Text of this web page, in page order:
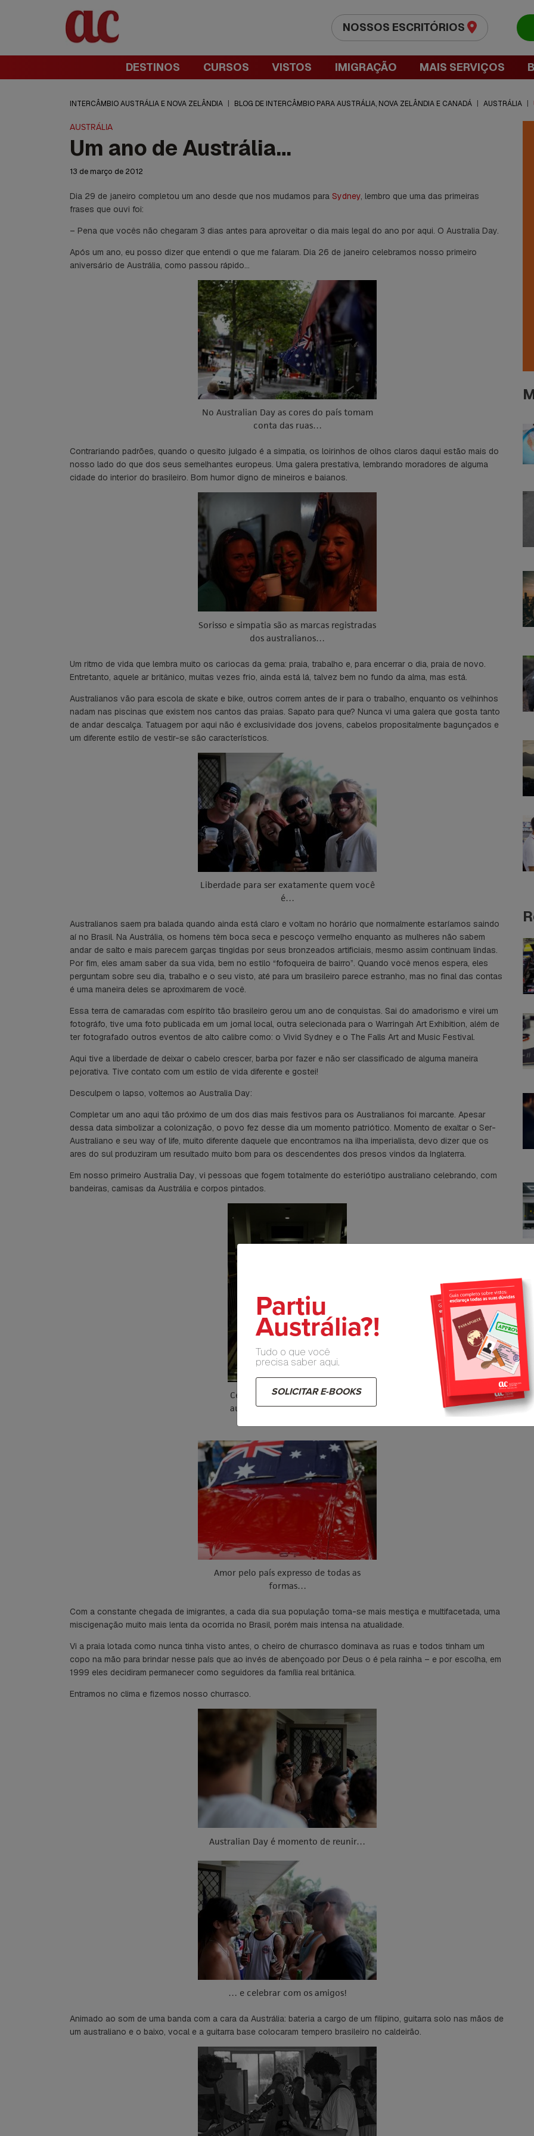
NOSSOS ESCRITÓRIOS
DESTINOS CURSOS VISTOS IMIGRAÇÃO MAIS SERVIÇOS
INTERCÂMBIO AUSTRÁLIA E NOVA ZELÂNDIA BLOG DE INTERCÂMBIO PARA AUSTRÁLIA, NOVA ZELÂNDIA E CANADÁ AUSTRÁLIA
AUSTRÁLIA
Um ano de Austrália…
13 de março de 2012
Dia 29 de janeiro completou um ano desde que nos mudamos para Sydney, lembro que uma das primeiras
frases que ouvi foi:
– Pena que vocês não chegaram 3 dias antes para aproveitar o dia mais legal do ano por aqui. O Australia Day.
Após um ano, eu posso dizer que entendi o que me falaram. Dia 26 de janeiro celebramos nosso primeiro
aniversário de Austrália, como passou rápido…
No Australian Day as cores do país tomam
conta das ruas…
Contrariando padrões, quando o quesito julgado é a simpatia, os loirinhos de olhos claros daqui estão mais do
nosso lado do que dos seus semelhantes europeus. Uma galera prestativa, lembrando moradores de alguma
cidade do interior do brasileiro. Bom humor digno de mineiros e baianos.
Sorisso e simpatia são as marcas registradas
dos australianos…
Um ritmo de vida que lembra muito os cariocas da gema: praia, trabalho e, para encerrar o dia, praia de novo.
Entretanto, aquele ar britânico, muitas vezes frio, ainda está lá, talvez bem no fundo da alma, mas está.
Australianos vão para escola de skate e bike, outros correm antes de ir para o trabalho, enquanto os velhinhos
nadam nas piscinas que existem nos cantos das praias. Sapato para que? Nunca vi uma galera que gosta tanto
de andar descalça. Tatuagem por aqui não é exclusividade dos jovens, cabelos propositalmente bagunçados e
um diferente estilo de vestir-se são característicos.
Liberdade para ser exatamente quem você
é…
Australianos saem pra balada quando ainda está claro e voltam no horário que normalmente estaríamos saindo
aí no Brasil. Na Austrália, os homens têm boca seca e pescoço vermelho enquanto as mulheres não sabem
andar de salto e mais parecem garças tingidas por seus bronzeados artificiais, mesmo assim continuam lindas.
Por fim, eles amam saber da sua vida, bem no estilo “fofoqueira de bairro”. Quando você menos espera, eles
perguntam sobre seu dia, trabalho e o seu visto, até para um brasileiro parece estranho, mas no final das contas
é uma maneira deles se aproximarem de você.
Essa terra de camaradas com espírito tão brasileiro gerou um ano de conquistas. Sai do amadorismo e virei um
fotográfo, tive uma foto publicada em um jornal local, outra selecionada para o Warringah Art Exhibition, além de
ter fotografado outros eventos de alto calibre como: o Vivid Sydney e o The Falls Art and Music Festival.
Aqui tive a liberdade de deixar o cabelo crescer, barba por fazer e não ser classificado de alguma maneira
pejorativa. Tive contato com um estilo de vida diferente e gostei!
Desculpem o lapso, voltemos ao Australia Day:
Completar um ano aqui tão próximo de um dos dias mais festivos para os Australianos foi marcante. Apesar
dessa data simbolizar a colonização, o povo fez desse dia um momento patriótico. Momento de exaltar o Ser-
Australiano e seu way of life, muito diferente daquele que encontramos na ilha imperialista, devo dizer que os
ares do sul produziram um resultado muito bom para os descendentes dos presos vindos da Inglaterra.
Em nosso primeiro Australia Day, vi pessoas que fogem totalmente do esteriótipo australiano celebrando, com
bandeiras, camisas da Austrália e corpos pintados.
Celebração e orgulho de ser
australiano (mesmo que por
Amor pelo país expresso de todas as
formas…
Com a constante chegada de imigrantes, a cada dia sua população torna-se mais mestiça e multifacetada, uma
miscigenação muito mais lenta da ocorrida no Brasil, porém mais intensa na atualidade.
Vi a praia lotada como nunca tinha visto antes, o cheiro de churrasco dominava as ruas e todos tinham um
copo na mão para brindar nesse país que ao invés de abençoado por Deus o é pela rainha – e por escolha, em
1999 eles decidiram permanecer como seguidores da família real britânica.
Entramos no clima e fizemos nosso churrasco.
Australian Day é momento de reunir…
… e celebrar com os amigos!
Animado ao som de uma banda com a cara da Austrália: bateria a cargo de um filipino, guitarra solo nas mãos de
um australiano e o baixo, vocal e a guitarra base colocaram tempero brasileiro no caldeirão.
Partiu
Austrália?!
Tudo o que você
precisa saber aqui.
SOLICITAR E-BOOKS